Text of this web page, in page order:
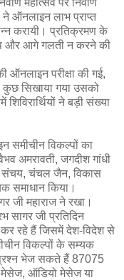
महोत्सव पर निर्वाण
ने ऑनलाइन लाभ प्राप्त
करायी। प्रतिक्रमण के
और आगे गलती न करने की
ऑनलाइन परीक्षा की गई,
कुछ सिखाया गया उसको
ने बड़ी संख्या
समीचीन विकल्पों का
अमरावती, जगदीश गांधी
संचय, चंचल जैन, विकास
समाधान किया।
जी महाराज ने रखा।
सागर जी प्रतिदिन
रहे हैं जिसमें देश-विदेश से
विकल्पों के सम्यक
भेज सकते हैं 87075
ऑडियो मेसेज या